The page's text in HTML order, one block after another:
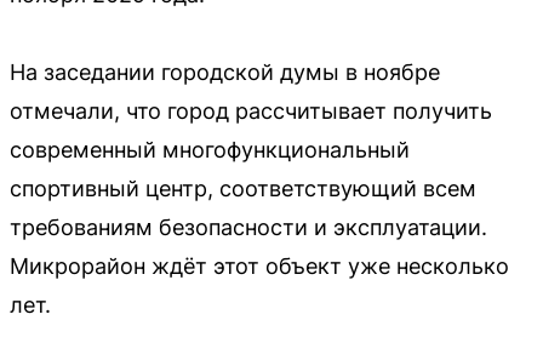
На заседании городской думы в ноябре
отмечали, что город рассчитывает получить
современный многофункциональный
спортивный центр, соответствующий всем
требованиям безопасности и эксплуатации.
Микрорайон ждёт этот объект уже несколько
лет.